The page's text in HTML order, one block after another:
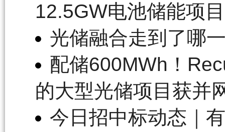
12.5GW电池储能项目
光储融合走到了哪
配储600MWh！
的大型光储项目获并
今日招中标动态｜